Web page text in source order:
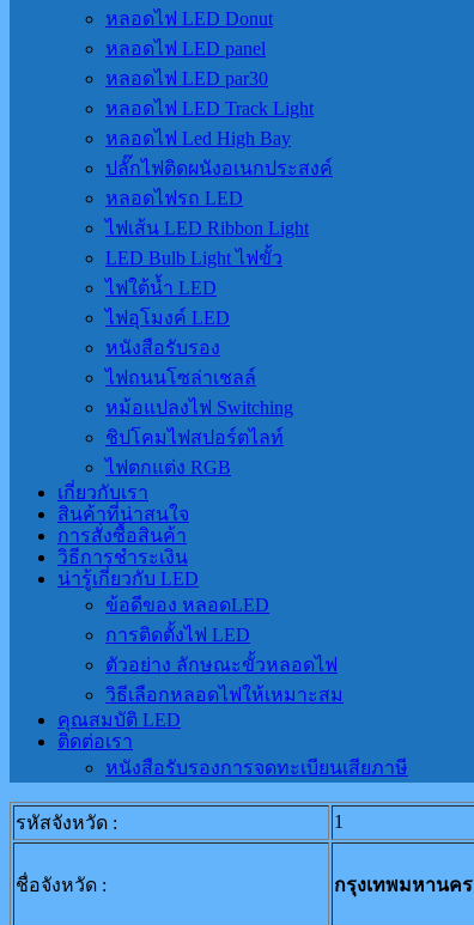
หลอดไฟ LED Donut
หลอดไฟ LED panel
หลอดไฟ LED par30
หลอดไฟ LED Track Light
หลอดไฟ Led High Bay
ปลั๊กไฟติดผนังอเนกประสงค์
หลอดไฟรถ LED
ไฟเส้น LED Ribbon Light
LED Bulb Light ไฟขั้ว
ไฟใต้น้ำ LED
ไฟอุโมงค์ LED
หนังสือรับรอง
ไฟถนนโซล่าเชลล์
หม้อแปลงไฟ Switching
ชิปโคมไฟสปอร์ตไลท์
ไฟตกแต่ง RGB
เกี่ยวกับเรา
สินค้าที่น่าสนใจ
การสั่งซื้อสินค้า
วิธีการชำระเงิน
น่ารู้เกี่ยวกับ LED
ข้อดีของ หลอดLED
การติดตั้งไฟ LED
ตัวอย่าง ลักษณะขั้วหลอดไฟ
วิธีเลือกหลอดไฟให้เหมาะสม
คุณสมบัติ LED
ติดต่อเรา
หนังสือรับรองการจดทะเบียนเสียภาษี
รหัสจังหวัด : 1
ชื่อจังหวัด : กรุงเทพมหานคร